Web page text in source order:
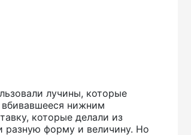
лучины, которые
вбивавшееся нижним
которые делали из
разную форму и величину. Но